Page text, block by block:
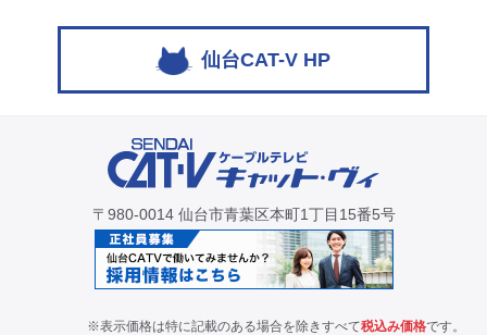
仙台CAT-V HP
〒980-0014 仙台市青葉区本町1丁目15番5号
※表示価格は特に記載のある場合を除きすべて税込み価格です。